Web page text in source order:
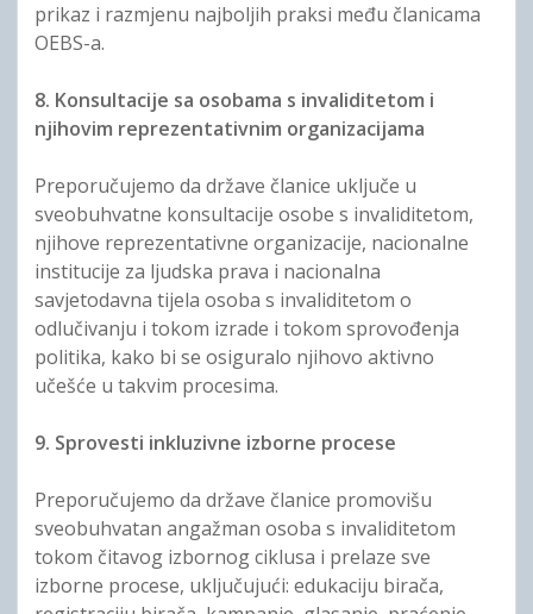
prikaz i razmjenu najboljih praksi među članicama
OEBS-a.
8. Konsultacije sa osobama s invaliditetom i
njihovim reprezentativnim organizacijama
Preporučujemo da države članice uključe u
sveobuhvatne konsultacije osobe s invaliditetom,
njihove reprezentativne organizacije, nacionalne
institucije za ljudska prava i nacionalna
savjetodavna tijela osoba s invaliditetom o
odlučivanju i tokom izrade i tokom sprovođenja
politika, kako bi se osiguralo njihovo aktivno
učešće u takvim procesima.
9. Sprovesti inkluzivne izborne procese
Preporučujemo da države članice promovišu
sveobuhvatan angažman osoba s invaliditetom
tokom čitavog izbornog ciklusa i prelaze sve
izborne procese, uključujući: edukaciju birača,